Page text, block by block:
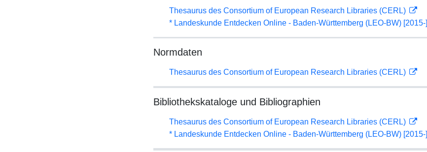
Thesaurus des Consortium of European Research Libraries (CERL)
* Landeskunde Entdecken Online - Baden-Württemberg (LEO-BW) [2015-]
Normdaten
Thesaurus des Consortium of European Research Libraries (CERL)
Bibliothekskataloge und Bibliographien
Thesaurus des Consortium of European Research Libraries (CERL)
* Landeskunde Entdecken Online - Baden-Württemberg (LEO-BW) [2015-]